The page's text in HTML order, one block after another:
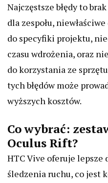
Najczęstsze błędy to
dla zespołu,
do specyfiki projektu,
czasu wdrożenia, oraz
do korzystania ze
tych błędów może
wyższych kosztów.
Co wybrać:
Oculus Rift?
HTC Vive oferuje lepsze
śledzenia ruchu, co jest